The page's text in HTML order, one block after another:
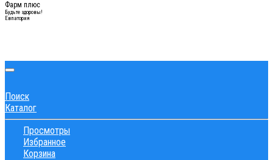
Фарм плюс
Будьте здоровы!
Евпатория
Поиск
Каталог
Просмотры
Избранное
Корзина